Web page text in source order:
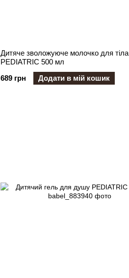
Дитяче зволожуюче молочко для тіла
PEDIATRIC 500 мл
689 грн
Додати в мій кошик